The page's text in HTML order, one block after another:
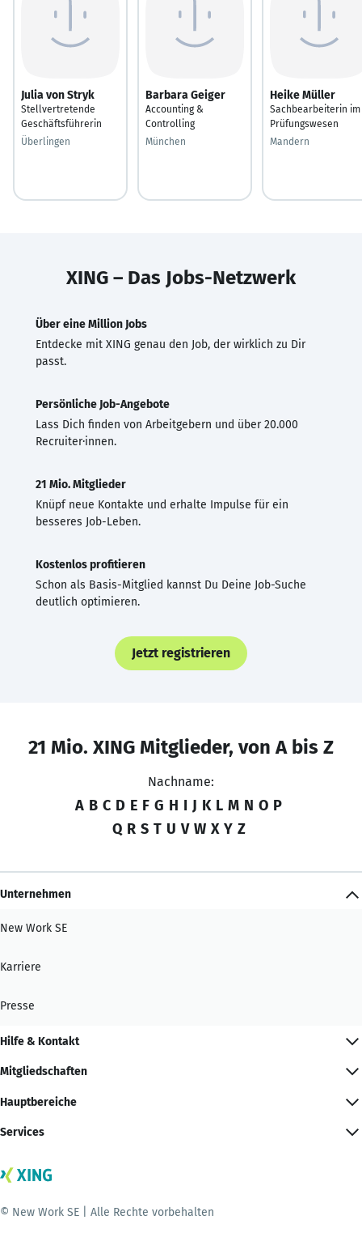
Julia von Stryk
Stellvertretende
Geschäftsführerin
Überlingen
Barbara Geiger
Accounting &
Controlling
München
Heike Müller
Sachbearbeiterin im
Prüfungswesen
Mandern
XING – Das Jobs-Netzwerk
Über eine Million Jobs
Entdecke mit XING genau den Job, der wirklich zu Dir
passt.
Persönliche Job-Angebote
Lass Dich finden von Arbeitgebern und über 20.000
Recruiter·innen.
21 Mio. Mitglieder
Knüpf neue Kontakte und erhalte Impulse für ein
besseres Job-Leben.
Kostenlos profitieren
Schon als Basis-Mitglied kannst Du Deine Job-Suche
deutlich optimieren.
Jetzt registrieren
21 Mio. XING Mitglieder, von A bis Z
Nachname:
A B C D E F G H I J K L M N O P
Q R S T U V W X Y Z
Unternehmen
New Work SE
Karriere
Presse
Hilfe & Kontakt
Mitgliedschaften
Hauptbereiche
Services
© New Work SE | Alle Rechte vorbehalten